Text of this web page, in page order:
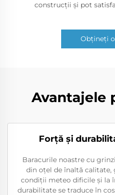
construcții și pot
Obțineți
Avantajele
Forţă şi
Baracurile noastre cu
din oțel de înaltă calitate,
condiții meteo dificile și la
durabilitate se traduce în